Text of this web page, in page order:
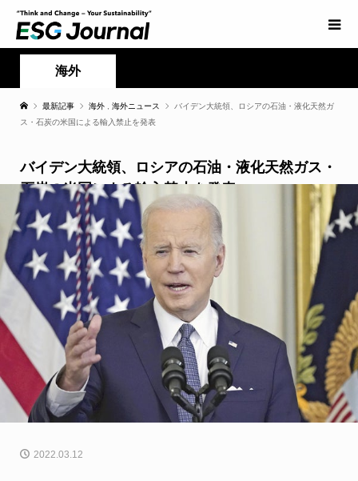
海外
最新記事 海外 海外ニュース
バイデン大統領、ロシアの石油・液化天然ガ
ス・石炭の米国による輸入禁止を発表
バイデン大統領、ロシアの石油・液化天然ガス・
石炭の米国による輸入禁止を発表
2022.03.12